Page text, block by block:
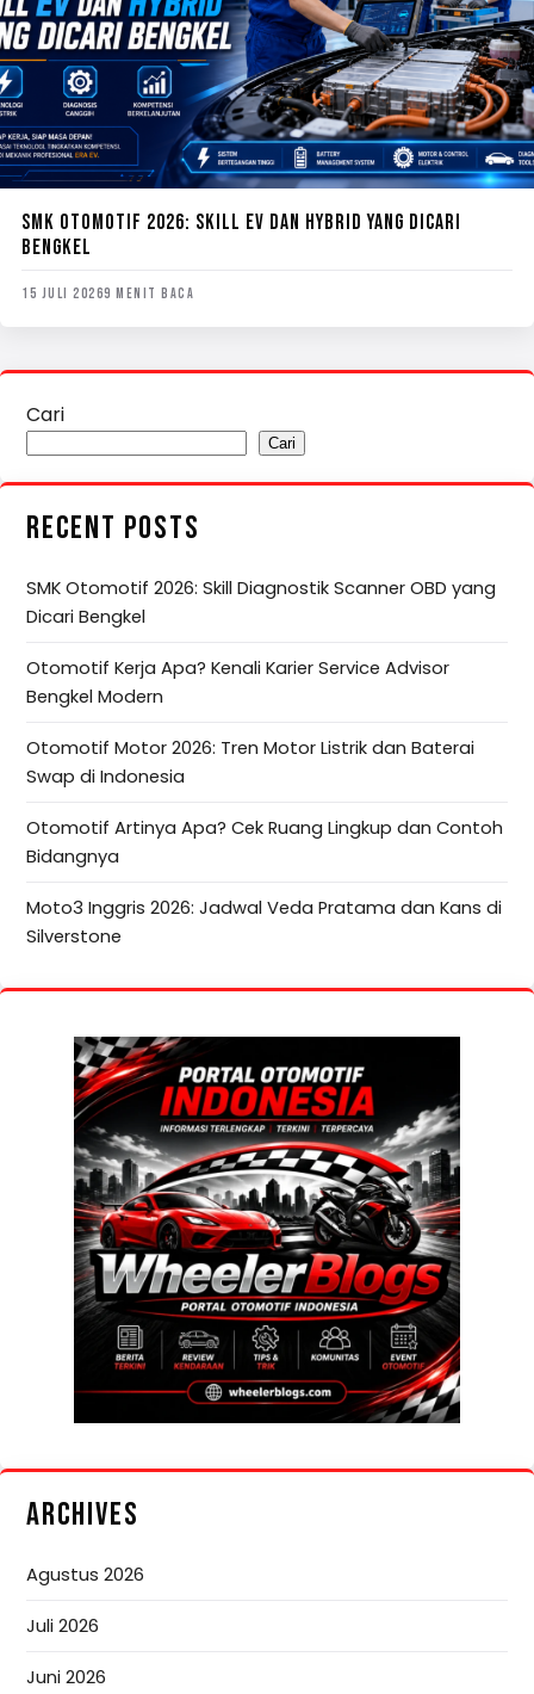
SMK OTOMOTIF 2026: SKILL EV DAN HYBRID YANG DICARI
BENGKEL
15 JULI 20269 MENIT BACA
Cari
Cari
RECENT POSTS
SMK Otomotif 2026: Skill Diagnostik Scanner OBD yang
Dicari Bengkel
Otomotif Kerja Apa? Kenali Karier Service Advisor
Bengkel Modern
Otomotif Motor 2026: Tren Motor Listrik dan Baterai
Swap di Indonesia
Otomotif Artinya Apa? Cek Ruang Lingkup dan Contoh
Bidangnya
Moto3 Inggris 2026: Jadwal Veda Pratama dan Kans di
Silverstone
ARCHIVES
Agustus 2026
Juli 2026
Juni 2026